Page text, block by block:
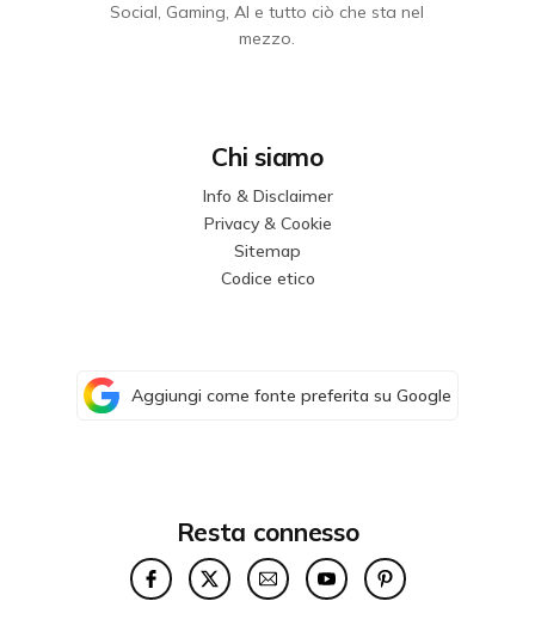
Social, Gaming, AI e tutto ciò che sta nel
mezzo.
Chi siamo
Info & Disclaimer
Privacy & Cookie
Sitemap
Codice etico
Aggiungi come fonte preferita su Google
Resta connesso